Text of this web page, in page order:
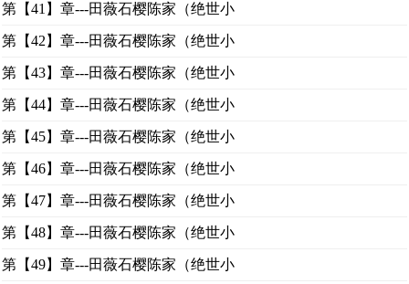
第【41】章---田薇石樱陈家（绝世小
第【42】章---田薇石樱陈家（绝世小
第【43】章---田薇石樱陈家（绝世小
第【44】章---田薇石樱陈家（绝世小
第【45】章---田薇石樱陈家（绝世小
第【46】章---田薇石樱陈家（绝世小
第【47】章---田薇石樱陈家（绝世小
第【48】章---田薇石樱陈家（绝世小
第【49】章---田薇石樱陈家（绝世小